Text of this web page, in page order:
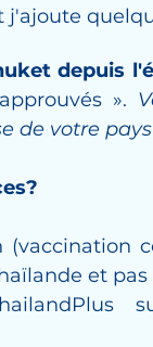
j'ajoute
depuis
».
de votre
et pas